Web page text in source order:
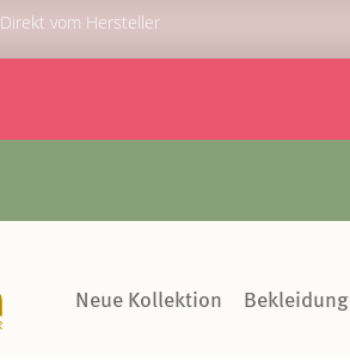
Direkt vom Hersteller
Neue Kollektion Bekleidung